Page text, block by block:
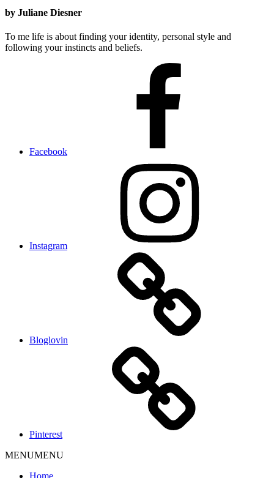
by Juliane Diesner
To me life is about finding your identity, personal style and
following your instincts and beliefs.
Facebook
Instagram
Bloglovin
Pinterest
MENUMENU
Home